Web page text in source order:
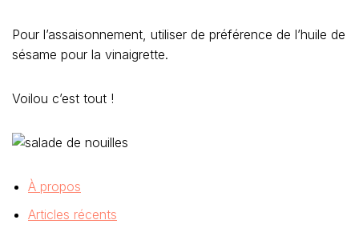
Pour l’assaisonnement, utiliser de préférence de l’huile de
sésame pour la vinaigrette.
Voilou c’est tout !
À propos
Articles récents